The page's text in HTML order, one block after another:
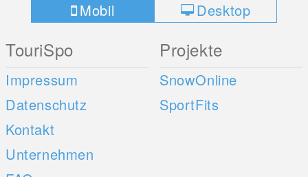
Mobil Desktop
TouriSpo
Impressum
Datenschutz
Kontakt
Unternehmen
Projekte
SnowOnline
SportFits